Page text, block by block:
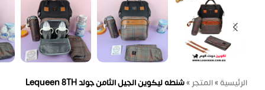
الرئيسية»المتجر »
شنطه ليكوين الجيل الثامن جولد Lequeen 8TH